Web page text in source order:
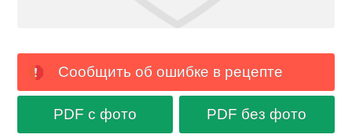
Сообщить об ошибке в рецепте
PDF с фото PDF без фото